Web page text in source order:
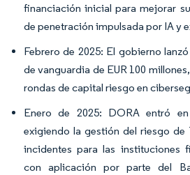
financiación inicial para mejorar
de penetración impulsada por IA y
Febrero de 2025: El gobierno
de vanguardia de EUR 100
rondas de capital riesgo en
Enero de 2025: DORA entró
exigiendo la gestión del riesgo
incidentes para las instituciones
con aplicación por parte del